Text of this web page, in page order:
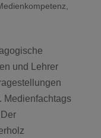
und Lehrer
Medienfachtags